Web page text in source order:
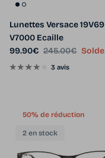
Lunettes Versace 19V69
V7000 Ecaille
Prix soldé
99.90€ Prix habituel
245.00€ Solde
3 avis
50% de réduction
2 en stock